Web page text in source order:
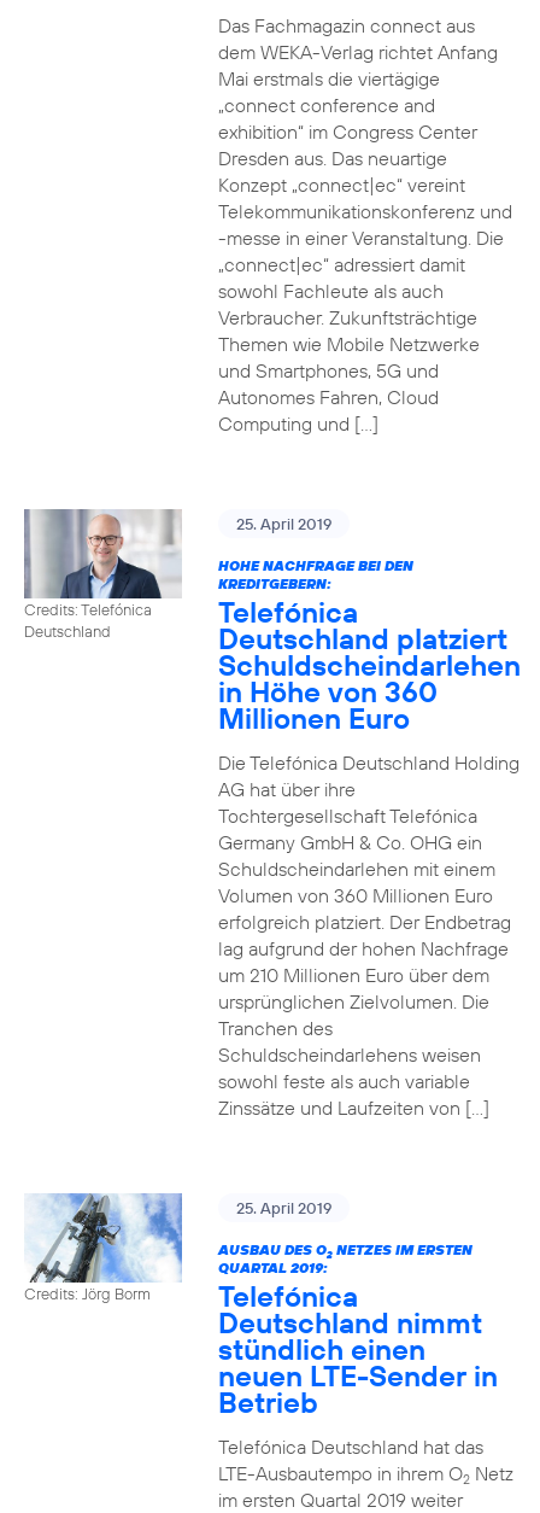
Das Fachmagazin connect aus
dem WEKA-Verlag richtet Anfang
Mai erstmals die viertägige
„connect conference and
exhibition“ im Congress Center
Dresden aus. Das neuartige
Konzept „connect|ec“ vereint
Telekommunikationskonferenz und
-messe in einer Veranstaltung. Die
„connect|ec“ adressiert damit
sowohl Fachleute als auch
Verbraucher. Zukunftsträchtige
Themen wie Mobile Netzwerke
und Smartphones, 5G und
Autonomes Fahren, Cloud
Computing und […]
Credits: Telefónica
Deutschland
25. April 2019
HOHE NACHFRAGE BEI DEN
KREDITGEBERN:
Telefónica
Deutschland platziert
Schuldscheindarlehen
in Höhe von 360
Millionen Euro
Die Telefónica Deutschland Holding
AG hat über ihre
Tochtergesellschaft Telefónica
Germany GmbH & Co. OHG ein
Schuldscheindarlehen mit einem
Volumen von 360 Millionen Euro
erfolgreich platziert. Der Endbetrag
lag aufgrund der hohen Nachfrage
um 210 Millionen Euro über dem
ursprünglichen Zielvolumen. Die
Tranchen des
Schuldscheindarlehens weisen
sowohl feste als auch variable
Zinssätze und Laufzeiten von […]
Credits: Jörg Borm
25. April 2019
AUSBAU DES O2NETZES IM ERSTEN
QUARTAL 2019:
Telefónica
Deutschland nimmt
stündlich einen
neuen LTE-Sender in
Betrieb
Telefónica Deutschland hat das
LTE-Ausbautempo in ihrem O2Netz
im ersten Quartal 2019 weiter